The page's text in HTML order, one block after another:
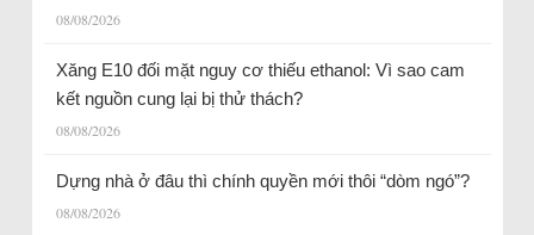
08/08/2026
Xăng E10 đối mặt nguy cơ thiếu ethanol: Vì sao cam
kết nguồn cung lại bị thử thách?
08/08/2026
Dựng nhà ở đâu thì chính quyền mới thôi “dòm ngó”?
08/08/2026